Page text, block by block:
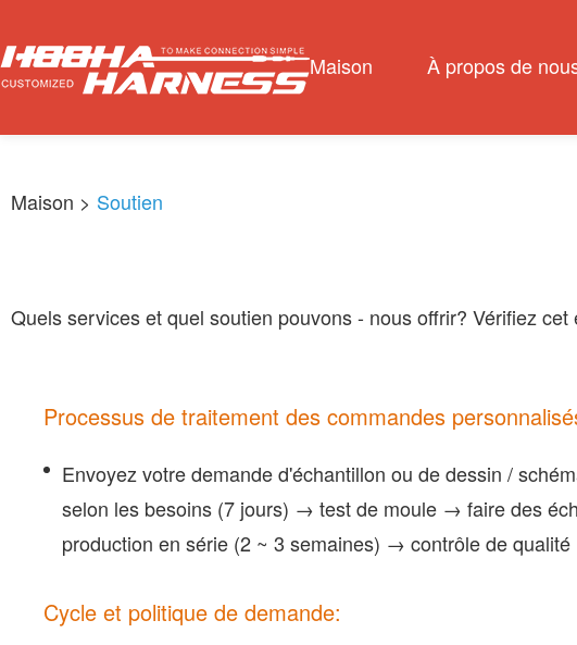
Maison À propos de
Maison > Soutien
Quels services et quel soutien pouvons - nous offrir? Vérifiez cet
Processus de traitement des commandes
Envoyez votre demande d'échantillon ou de dessin /
selon les besoins (7 jours) → test de moule → faire des
production en série (2 ~ 3 semaines) → contrôle de
Cycle et politique de demande: